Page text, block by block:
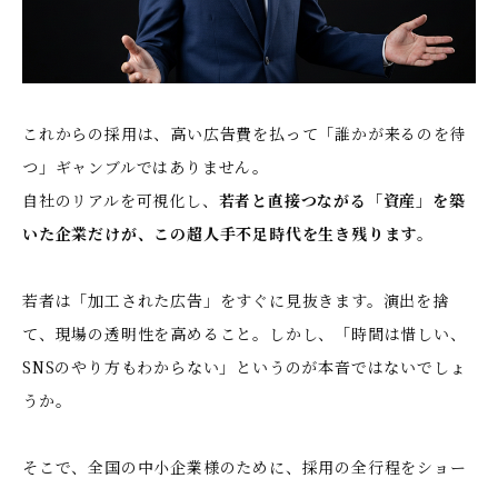
これからの採用は、高い広告費を払って「誰かが来るのを待
つ」ギャンブルではありません。
自社のリアルを可視化し、 若者と直接つながる「資産」を築
いた企業だけが、この超人手不足時代を生き残ります。
若者は「加工された広告」をすぐに見抜きます。演出を捨
て、現場の透明性を高めること。しかし、「時間は惜しい、
SNSのやり方もわからない」というのが本音ではないでしょ
うか。
そこで、全国の中小企業様のために、採用の全行程をショー